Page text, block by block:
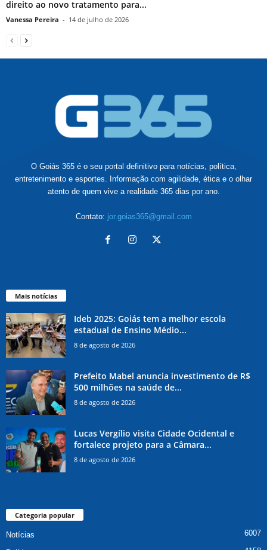
direito ao novo tratamento para...
Vanessa Pereira - 14 de julho de 2026
O Goiás 365 é o seu portal definitivo para notícias, política,
entretenimento e esportes. Informação com agilidade, ética e o olhar
atento de quem vive a realidade 365 dias por ano.
Contato: jor.goias365@gmail.com
Mais notícias
Ideb 2025: Goiás tem a melhor escola
estadual de Ensino Médio...
8 de agosto de 2026
Prefeito Mabel anuncia investimento de R$
500 milhões na saúde de...
8 de agosto de 2026
Lucas Vergílio visita Cidade Ocidental e
fortalece projeto para a Câmara...
8 de agosto de 2026
Categoria popular
Notícias 6007